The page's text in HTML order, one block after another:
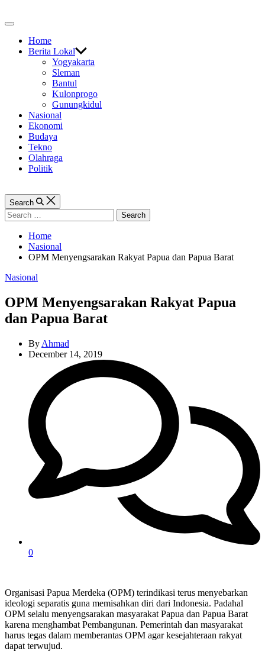
to
Off
CanvasHome
Berita Lokal
Yogyakarta
Sleman
Bantul
Kulonprogo
Gunungkidul
Nasional
Ekonomi
Budaya
Tekno
Olahraga
Politik
Search
Search
for:
Home
Nasional
OPM Menyengsarakan Rakyat Papua dan Papua Barat
Categories
Nasional
OPM Menyengsarakan Rakyat Papua
dan Papua Barat
By Ahmad
December 14, 2019
0
Organisasi Papua Merdeka (OPM) terindikasi terus menyebarkan
ideologi separatis guna memisahkan diri dari Indonesia. Padahal
OPM selalu menyengsarakan masyarakat Papua dan Papua Barat
karena menghambat Pembangunan. Pemerintah dan masyarakat
harus tegas dalam memberantas OPM agar kesejahteraan rakyat
dapat terwujud.